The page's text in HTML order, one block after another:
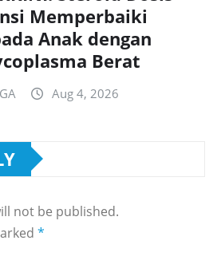
Memperbaiki
Anak dengan
Berat
Aug 4, 2026
not be published.
*